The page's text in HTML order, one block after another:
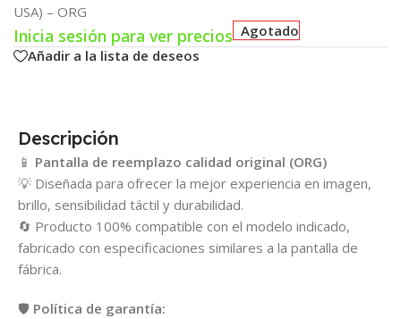
USA) – ORG
Inicia sesión para ver precios Agotado
Añadir a la lista de deseos
Descripción
📱 Pantalla de reemplazo calidad original (ORG)
💡 Diseñada para ofrecer la mejor experiencia en imagen,
brillo, sensibilidad táctil y durabilidad.
🔄 Producto 100% compatible con el modelo indicado,
fabricado con especificaciones similares a la pantalla de
fábrica.
🛡️ Política de garantía: